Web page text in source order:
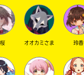
オオカミさま 玲香